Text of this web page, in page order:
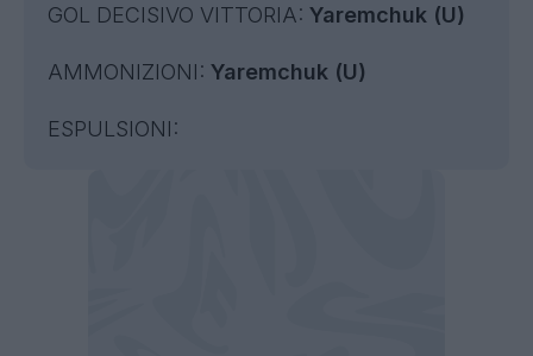
GOL DECISIVO VITTORIA: Yaremchuk (U)
AMMONIZIONI: Yaremchuk (U)
ESPULSIONI: